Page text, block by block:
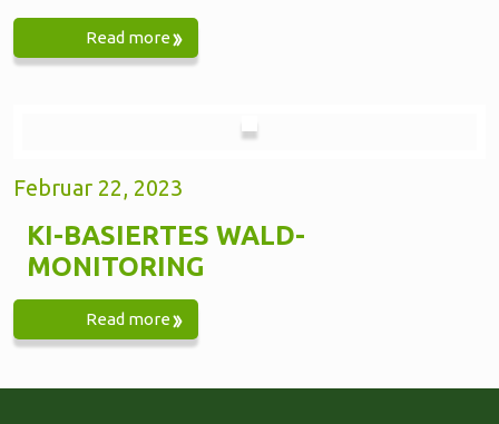
Read more
Februar 22, 2023
KI-BASIERTES WALD-
MONITORING
Read more